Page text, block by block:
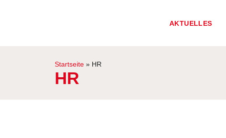
AKTUELLES
Startseite » HR
HR